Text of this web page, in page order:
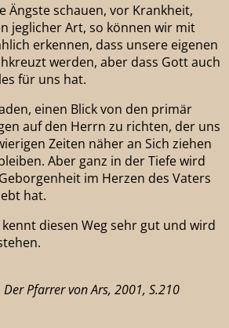
Ängste schauen, vor Krankheit,
jeglicher Art, so können wir mit
erkennen, dass unsere eigenen
werden, aber dass Gott auch
für uns hat.
einen Blick von den primär
auf den Herrn zu richten, der uns
Zeiten näher an Sich ziehen
Aber ganz in der Tiefe wird
im Herzen des Vaters
hat.
diesen Weg sehr gut und wird
Pfarrer von Ars, 2001, S.210